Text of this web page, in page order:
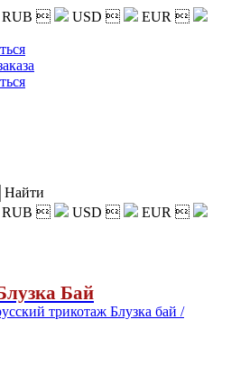
RUB  USD  EUR 
Найти
RUB  USD  EUR 
Бай